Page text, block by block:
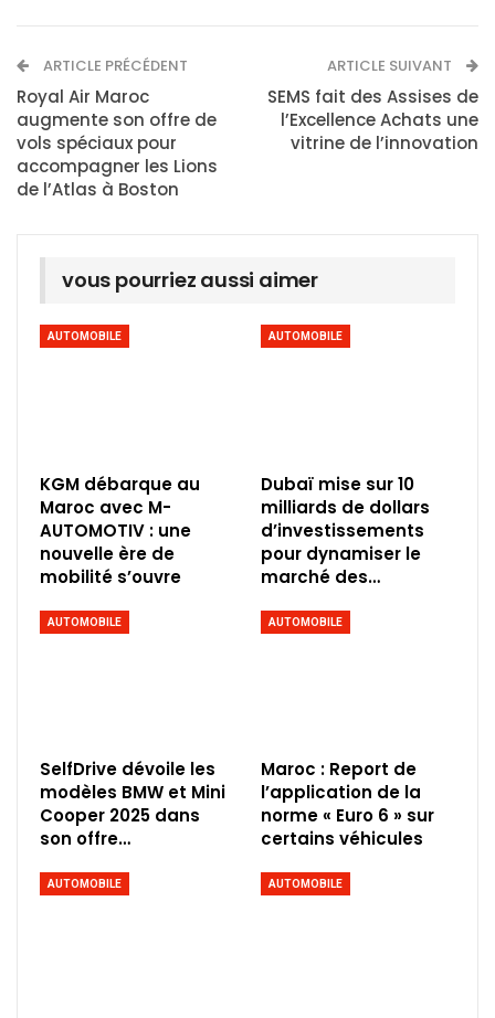
ARTICLE PRÉCÉDENT
Royal Air Maroc
augmente son offre de
vols spéciaux pour
accompagner les Lions
de l’Atlas à Boston
ARTICLE SUIVANT
SEMS fait des Assises de
l’Excellence Achats une
vitrine de l’innovation
vous pourriez aussi aimer
AUTOMOBILE
KGM débarque au
Maroc avec M-
AUTOMOTIV : une
nouvelle ère de
mobilité s’ouvre
AUTOMOBILE
Dubaï mise sur 10
milliards de dollars
d’investissements
pour dynamiser le
marché des…
AUTOMOBILE
SelfDrive dévoile les
modèles BMW et Mini
Cooper 2025 dans
son offre…
AUTOMOBILE
Maroc : Report de
l’application de la
norme « Euro 6 » sur
certains véhicules
AUTOMOBILE AUTOMOBILE